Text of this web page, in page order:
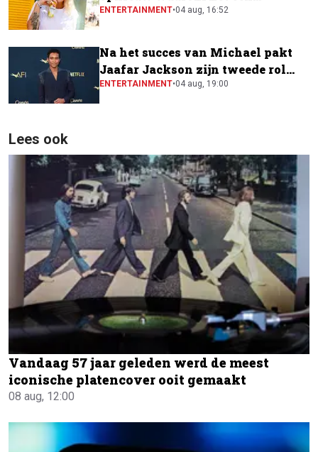
festivalfavoriet is
ENTERTAINMENT•04 aug, 16:52
Na het succes van Michael pakt
Jaafar Jackson zijn tweede rol
naast Will Smith
ENTERTAINMENT•04 aug, 19:00
Lees ook
Vandaag 57 jaar geleden werd de meest
iconische platencover ooit gemaakt
08 aug, 12:00